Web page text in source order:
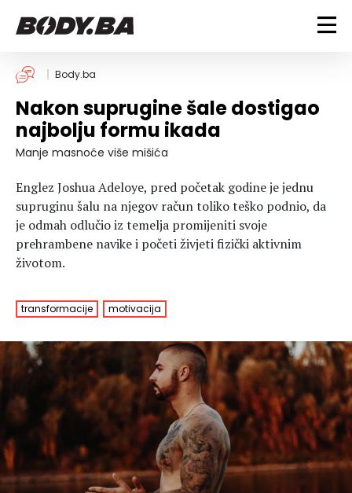
FITNESS
Vježbanje
Mršanje
Discipline
BODYBUILDING
Trening i vježbe
Savjeti
Ostalo
ISHRANA
Dijete
Nutricionizam
Recepti
Suplementi
ZDRAVLJE
Um i tijelo
Povrede i bolesti
Trudnice
LIFESTYLE
Fitness
Zdravlje
Hedonizam
VODA
MAGAZIN
Njega nje
Njega njega
Šminka
Tehnologija
KALORIJE
Body.ba
Nakon suprugine šale dostigao
najbolju formu ikada
Manje masnoće više mišića
Englez Joshua Adeloye, pred početak godine je jednu
supruginu šalu na njegov račun toliko teško podnio, da
je odmah odlučio iz temelja promijeniti svoje
prehrambene navike i početi živjeti fizički aktivnim
životom.
transformacije motivacija